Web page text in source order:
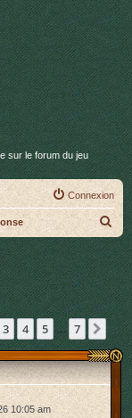
sur le forum du jeu
Connexion
e
c
c
7
3 4 5 7
10:05 am